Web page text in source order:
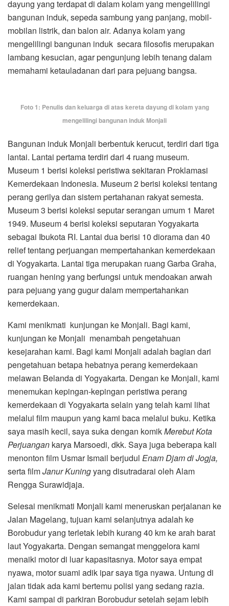
dayung yang terdapat di dalam kolam yang mengelilingi
bangunan induk, sepeda sambung yang panjang, mobil-
mobilan listrik, dan balon air. Adanya kolam yang
mengelilingi bangunan induk secara filosofis merupakan
lambang kesucian, agar pengunjung lebih tenang dalam
memahami ketauladanan dari para pejuang bangsa.
Foto 1: Penulis dan keluarga di atas kereta dayung di kolam yang
mengelilingi bangunan induk Monjali
Bangunan induk Monjali berbentuk kerucut, terdiri dari tiga
lantai. Lantai pertama terdiri dari 4 ruang museum.
Museum 1 berisi koleksi peristiwa sekitaran Proklamasi
Kemerdekaan Indonesia. Museum 2 berisi koleksi tentang
perang gerilya dan sistem pertahanan rakyat semesta.
Museum 3 berisi koleksi seputar serangan umum 1 Maret
1949. Museum 4 berisi koleksi seputaran Yogyakarta
sebagai Ibukota RI. Lantai dua berisi 10 diorama dan 40
relief tentang perjuangan mempertahankan kemerdekaan
di Yogyakarta. Lantai tiga merupakan ruang Garba Graha,
ruangan hening yang berfungsi untuk mendoakan arwah
para pejuang yang gugur dalam mempertahankan
kemerdekaan.
Kami menikmati kunjungan ke Monjali. Bagi kami,
kunjungan ke Monjali menambah pengetahuan
kesejarahan kami. Bagi kami Monjali adalah bagian dari
pengetahuan betapa hebatnya perang kemerdekaan
melawan Belanda di Yogyakarta. Dengan ke Monjali, kami
menemukan kepingan-kepingan peristiwa perang
kemerdekaan di Yogyakarta selain yang telah kami lihat
melalui film maupun yang kami baca melalui buku. Ketika
saya masih kecil, saya suka dengan komikMerebut Kota
Perjuangan karya Marsoedi, dkk. Saya juga beberapa kali
menonton film Usmar Ismail berjudul Enam Djam di Jogja,
serta filmJanur Kuningyang disutradarai oleh Alam
Rengga Surawidjaja.
Selesai menikmati Monjali kami meneruskan perjalanan ke
Jalan Magelang, tujuan kami selanjutnya adalah ke
Borobudur yang terletak lebih kurang 40 km ke arah barat
laut Yogyakarta. Dengan semangat menggelora kami
menaiki motor di luar kapasitasnya. Motor saya empat
nyawa, motor suami adik ipar saya tiga nyawa. Untung di
jalan tidak ada kami bertemu polisi yang sedang razia.
Kami sampai di parkiran Borobudur setelah sejam lebih